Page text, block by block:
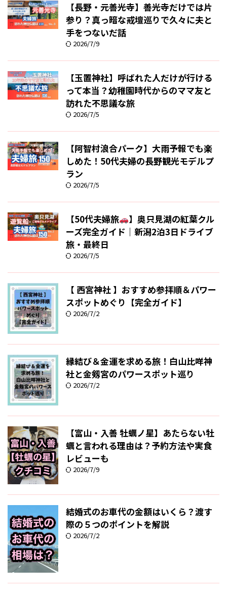
【長野・元善光寺】善光寺だけでは片
参り？真っ暗な戒壇巡りで久々に夫と
手をつないだ話
2026/7/9
【玉置神社】呼ばれた人だけが行ける
って本当？幼稚園時代からのママ友と
訪れた不思議な旅
2026/7/5
【阿智村浪合パーク】大雨予報でも楽
しめた！50代夫婦の長野観光モデルプ
ラン
2026/7/5
【50代夫婦旅
】奥只見湖の紅葉クル
ーズ完全ガイド｜新潟2泊3日ドライブ
旅・最終日
2026/7/5
【 西宮神社 】おすすめ参拝順＆パワー
スポットめぐり【完全ガイド】
2026/7/2
縁結び＆金運を求める旅！白山比咩神
社と金剱宮のパワースポット巡り
2026/7/2
【富山・入善 牡蠣ノ星】あたらない牡
蠣と言われる理由は？予約方法や実食
レビューも
2026/7/9
結婚式のお車代の金額はいくら？渡す
際の５つのポイントを解説
2026/7/2